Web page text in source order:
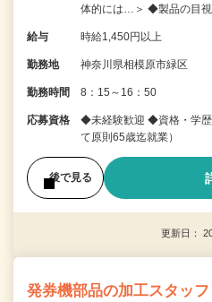
体的には…＞ ◆製品の目
給与 時給1,450円以上
勤務地 神奈川県相模原市緑区
勤務時間 8：15～16：50
応募資格
◆未経験歓迎 ◆資格・学
て原則65歳迄就業）
後で見る
更新日：
発券機部品の加工スタッフ